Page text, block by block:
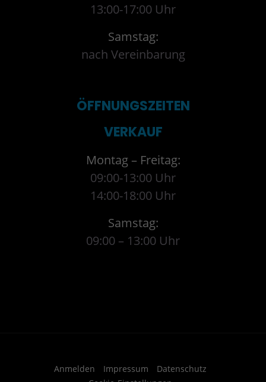
13:00-17:00 Uhr
Samstag:
nach Vereinbarung
ÖFFNUNGSZEITEN
VERKAUF
Montag – Freitag:
09:00-13:00 Uhr
14:00-18:00 Uhr
Samstag:
09:00 – 13:00 Uhr
Anmelden Impressum
Datenschutz